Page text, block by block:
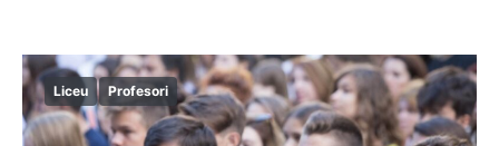
Liceu Profesori